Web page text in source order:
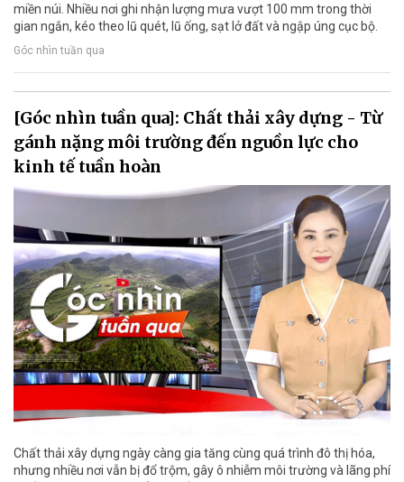
miền núi. Nhiều nơi ghi nhận lượng mưa vượt 100 mm trong thời
gian ngắn, kéo theo lũ quét, lũ ống, sạt lở đất và ngập úng cục bộ.
Góc nhìn tuần qua
[Góc nhìn tuần qua]: Chất thải xây dựng - Từ
gánh nặng môi trường đến nguồn lực cho
kinh tế tuần hoàn
Chất thải xây dựng ngày càng gia tăng cùng quá trình đô thị hóa,
nhưng nhiều nơi vẫn bị đổ trộm, gây ô nhiễm môi trường và lãng phí